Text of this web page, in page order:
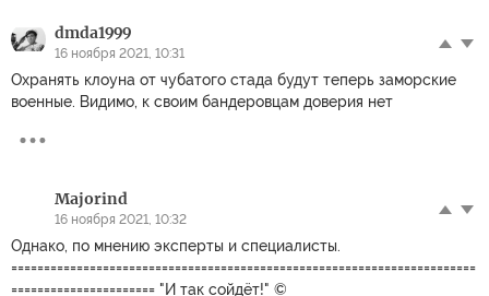
dmda1999
16 ноября 2021, 10:31
Охранять клоуна от чубатого стада будут теперь заморские
военные. Видимо, к своим бандеровцам доверия нет
Majorind
16 ноября 2021, 10:32
Однако, по мнению эксперты и специалисты.
=======================================================================
====================== "И так сойдёт!" ©